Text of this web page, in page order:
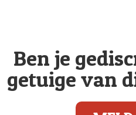
Ben je
getuige van